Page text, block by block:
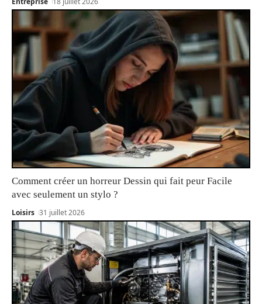
Comment créer un horreur Dessin qui fait peur Facile
avec seulement un stylo ?
Loisirs 31 juillet 2026